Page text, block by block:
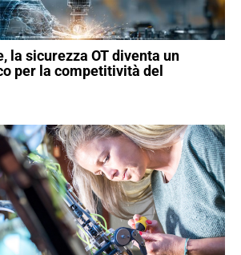
la sicurezza OT diventa un
per la competitività del